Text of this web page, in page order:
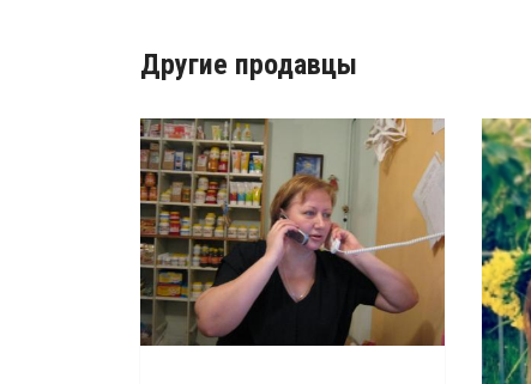
Другие продавцы